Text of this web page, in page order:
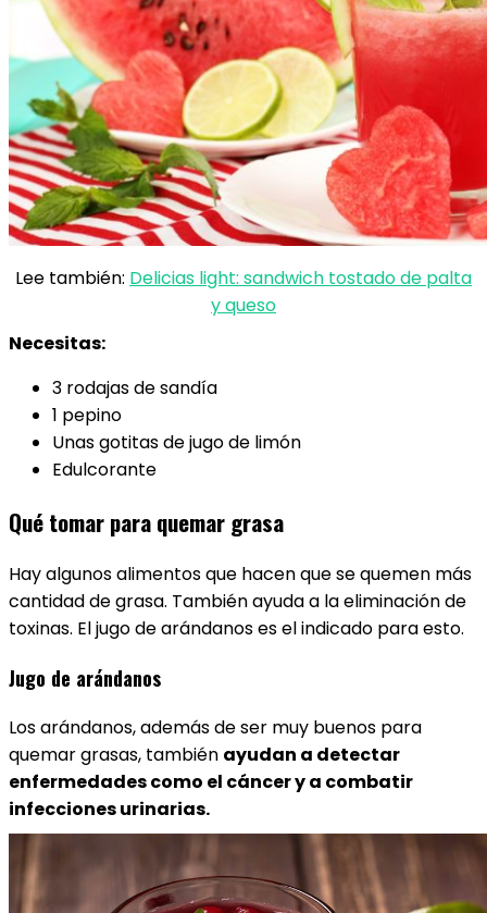
Lee también: Delicias light: sandwich tostado de palta
y queso
Necesitas:
3 rodajas de sandía
1 pepino
Unas gotitas de jugo de limón
Edulcorante
Qué tomar para quemar grasa
Hay algunos alimentos que hacen que se quemen más
cantidad de grasa. También ayuda a la eliminación de
toxinas. El jugo de arándanos es el indicado para esto.
Jugo de arándanos
Los arándanos, además de ser muy buenos para
quemar grasas, también ayudan a detectar
enfermedades como el cáncer y a combatir
infecciones urinarias.